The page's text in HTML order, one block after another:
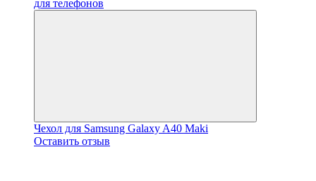
Чехол для Samsung Galaxy A40 Maki
Оставить отзыв